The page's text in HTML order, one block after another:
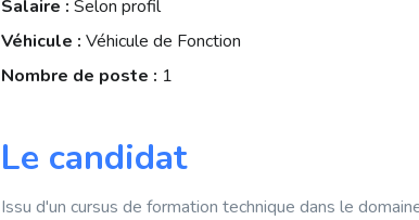
Salaire : Selon profil
Véhicule : Véhicule de Fonction
Nombre de poste : 1
Le candidat
Issu d'un cursus de formation technique dans le